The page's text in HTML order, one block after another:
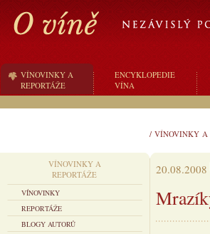
VÍNOVINKY A
REPORTÁŽE
ENCYKLOPEDIE
VÍNA
/ VÍNOVINKY A
VÍNOVINKY A
REPORTÁŽE
VÍNOVINKY
REPORTÁŽE
BLOGY AUTORŮ
20.08.2008